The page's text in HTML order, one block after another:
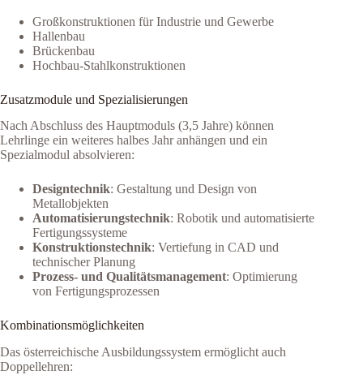
Großkonstruktionen für Industrie und Gewerbe
Hallenbau
Brückenbau
Hochbau-Stahlkonstruktionen
Zusatzmodule und Spezialisierungen
Nach Abschluss des Hauptmoduls (3,5 Jahre) können
Lehrlinge ein weiteres halbes Jahr anhängen und ein
Spezialmodul absolvieren:
Designtechnik: Gestaltung und Design von
Metallobjekten
Automatisierungstechnik: Robotik und automatisierte
Fertigungssysteme
Konstruktionstechnik: Vertiefung in CAD und
technischer Planung
Prozess- und Qualitätsmanagement: Optimierung
von Fertigungsprozessen
Kombinationsmöglichkeiten
Das österreichische Ausbildungssystem ermöglicht auch
Doppellehren: